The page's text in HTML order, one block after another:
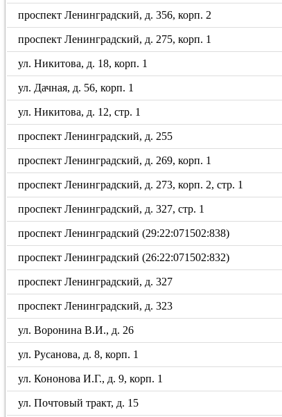
проспект Ленинградский, д. 356, корп. 2
проспект Ленинградский, д. 275, корп. 1
ул. Никитова, д. 18, корп. 1
ул. Дачная, д. 56, корп. 1
ул. Никитова, д. 12, стр. 1
проспект Ленинградский, д. 255
проспект Ленинградский, д. 269, корп. 1
проспект Ленинградский, д. 273, корп. 2, стр. 1
проспект Ленинградский, д. 327, стр. 1
проспект Ленинградский (29:22:071502:838)
проспект Ленинградский (26:22:071502:832)
проспект Ленинградский, д. 327
проспект Ленинградский, д. 323
ул. Воронина В.И., д. 26
ул. Русанова, д. 8, корп. 1
ул. Кононова И.Г., д. 9, корп. 1
ул. Почтовый тракт, д. 15